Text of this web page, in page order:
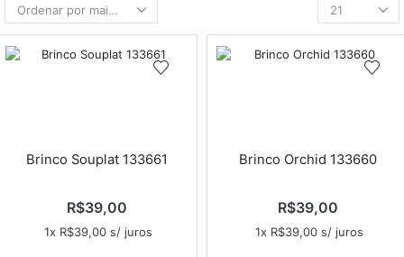
Brinco Souplat 133661
R$39,00
1x R$39,00s/ juros
Brinco Orchid 133660
R$39,00
1x R$39,00s/ juros